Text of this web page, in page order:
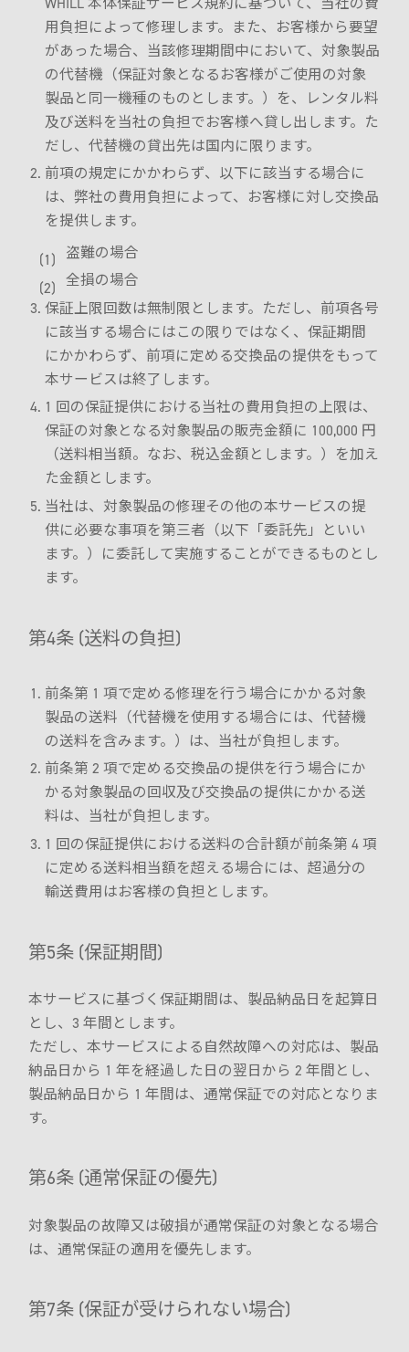
用負担によって修理します。また、お客様から要望
があった場合、当該修理期間中において、対象製品
の代替機（保証対象となるお客様がご使用の対象
製品と同一機種のものとします。）を、レンタル料
及び送料を当社の負担でお客様へ貸し出します。た
だし、代替機の貸出先は国内に限ります。
前項の規定にかかわらず、以下に該当する場合に
は、弊社の費用負担によって、お客様に対し交換品
を提供します。
盗難の場合
全損の場合
保証上限回数は無制限とします。ただし、前項各号
に該当する場合にはこの限りではなく、保証期間
にかかわらず、前項に定める交換品の提供をもって
本サービスは終了します。
1 回の保証提供における当社の費用負担の上限は、
保証の対象となる対象製品の販売金額に 100,000 円
（送料相当額。なお、税込金額とします。）を加え
た金額とします。
当社は、対象製品の修理その他の本サービスの提
供に必要な事項を第三者（以下「委託先」といい
ます。）に委託して実施することができるものとし
ます。
第4条 (送料の負担)
前条第 1 項で定める修理を行う場合にかかる対象
製品の送料（代替機を使用する場合には、代替機
の送料を含みます。）は、当社が負担します。
前条第 2 項で定める交換品の提供を行う場合にか
かる対象製品の回収及び交換品の提供にかかる送
料は、当社が負担します。
1 回の保証提供における送料の合計額が前条第 4 項
に定める送料相当額を超える場合には、超過分の
輸送費用はお客様の負担とします。
第5条 (保証期間)
本サービスに基づく保証期間は、製品納品日を起算日
とし、3 年間とします。
ただし、本サービスによる自然故障への対応は、製品
納品日から 1 年を経過した日の翌日から 2 年間とし、
製品納品日から 1 年間は、通常保証での対応となりま
す。
第6条 (通常保証の優先)
対象製品の故障又は破損が通常保証の対象となる場合
は、通常保証の適用を優先します。
第7条 (保証が受けられない場合)